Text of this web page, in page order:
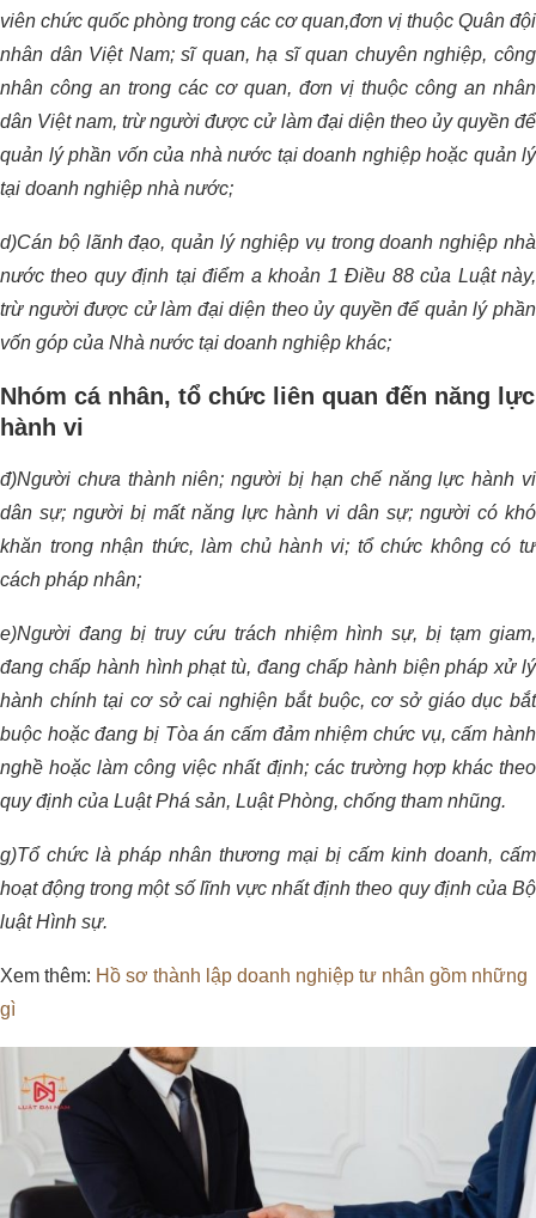
viên chức quốc phòng trong các cơ quan,đơn vị thuộc Quân đội
nhân dân Việt Nam; sĩ quan, hạ sĩ quan chuyên nghiệp, công
nhân công an trong các cơ quan, đơn vị thuộc công an nhân
dân Việt nam, trừ người được cử làm đại diện theo ủy quyền để
quản lý phần vốn của nhà nước tại doanh nghiệp hoặc quản lý
tại doanh nghiệp nhà nước;
d)Cán bộ lãnh đạo, quản lý nghiệp vụ trong doanh nghiệp nhà
nước theo quy định tại điểm a khoản 1 Điều 88 của Luật này,
trừ người được cử làm đại diện theo ủy quyền để quản lý phần
vốn góp của Nhà nước tại doanh nghiệp khác;
Nhóm cá nhân, tổ chức liên quan đến năng lực
hành vi
đ)Người chưa thành niên; người bị hạn chế năng lực hành vi
dân sự; người bị mất năng lực hành vi dân sự; người có khó
khăn trong nhận thức, làm chủ hành vi; tổ chức không có tư
cách pháp nhân;
e)Người đang bị truy cứu trách nhiệm hình sự, bị tạm giam,
đang chấp hành hình phạt tù, đang chấp hành biện pháp xử lý
hành chính tại cơ sở cai nghiện bắt buộc, cơ sở giáo dục bắt
buộc hoặc đang bị Tòa án cấm đảm nhiệm chức vụ, cấm hành
nghề hoặc làm công việc nhất định; các trường hợp khác theo
quy định của Luật Phá sản, Luật Phòng, chống tham nhũng.
g)Tổ chức là pháp nhân thương mại bị cấm kinh doanh, cấm
hoạt động trong một số lĩnh vực nhất định theo quy định của Bộ
luật Hình sự.
Xem thêm: Hồ sơ thành lập doanh nghiệp tư nhân gồm những
gì